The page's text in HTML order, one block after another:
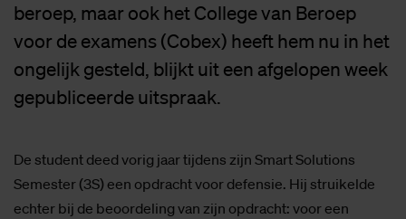
beroep, maar ook het College van Beroep
voor de examens (Cobex) heeft hem nu in het
ongelijk gesteld, blijkt uit een afgelopen week
gepubliceerde uitspraak.
De student deed vorig jaar tijdens zijn Smart Solutions
Semester (3S) een opdracht voor defensie. Hij struikelde
echter bij de beoordeling van zijn opdracht: voor een